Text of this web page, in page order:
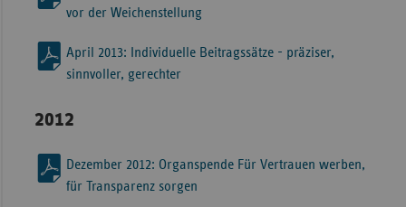
vor der Weichenstellung
April 2013: Individuelle Beitragssätze - präziser,
sinnvoller, gerechter
2012
Dezember 2012: Organspende Für Vertrauen werben,
für Transparenz sorgen